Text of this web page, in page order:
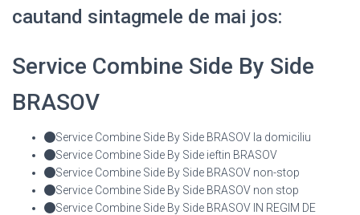
cautand sintagmele de mai jos:
Service Combine Side By Side
BRASOV
Service Combine Side By Side BRASOV la domiciliu
Service Combine Side By Side ieftin BRASOV
Service Combine Side By Side BRASOV non-stop
Service Combine Side By Side BRASOV non stop
Service Combine Side By Side BRASOV IN REGIM DE